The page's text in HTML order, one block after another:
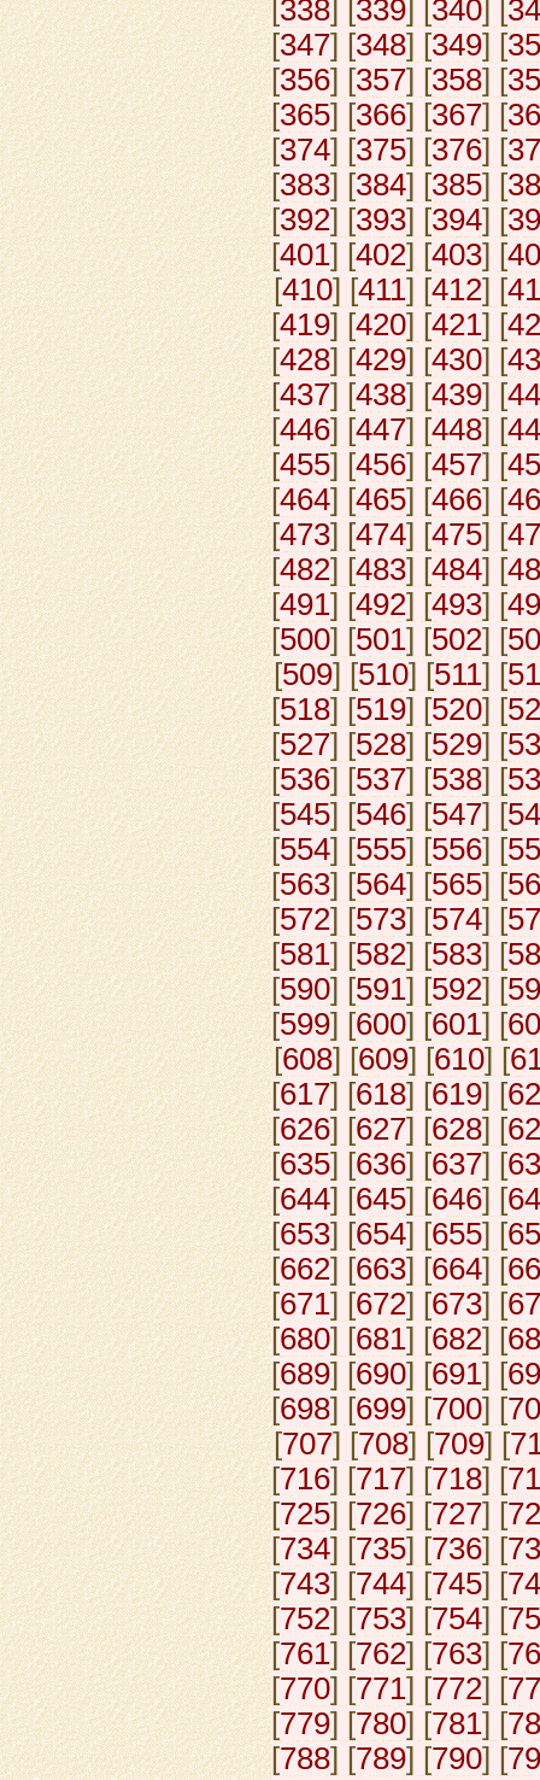
[338] [339] [340] [
[347] [348] [349] [
[356] [357] [358] [
[365] [366] [367] [
[374] [375] [376] [
[383] [384] [385] [
[392] [393] [394] [
[401] [402] [403] [
[410] [411] [412] [
[419] [420] [421] [
[428] [429] [430] [
[437] [438] [439] [
[446] [447] [448] [
[455] [456] [457] [
[464] [465] [466] [
[473] [474] [475] [
[482] [483] [484] [
[491] [492] [493] [
[500] [501] [502] [
[509] [510] [511] [
[518] [519] [520] [
[527] [528] [529] [
[536] [537] [538] [
[545] [546] [547] [
[554] [555] [556] [
[563] [564] [565] [
[572] [573] [574] [
[581] [582] [583] [
[590] [591] [592] [
[599] [600] [601] [
[608] [609] [610] [
[617] [618] [619] [
[626] [627] [628] [
[635] [636] [637] [
[644] [645] [646] [
[653] [654] [655] [
[662] [663] [664] [
[671] [672] [673] [
[680] [681] [682] [
[689] [690] [691] [
[698] [699] [700] [
[707] [708] [709] [
[716] [717] [718] [
[725] [726] [727] [
[734] [735] [736] [
[743] [744] [745] [
[752] [753] [754] [
[761] [762] [763] [
[770] [771] [772] [
[779] [780] [781] [
[788] [789] [790] [